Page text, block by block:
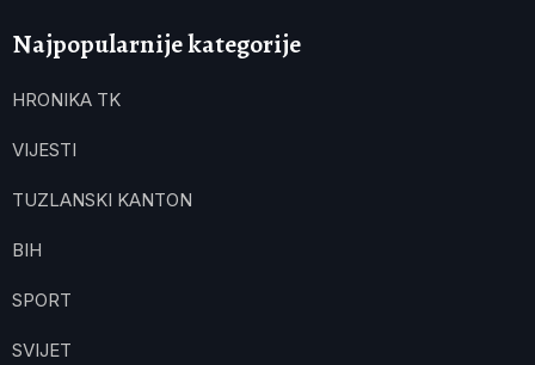
Najpopularnije kategorije
HRONIKA TK
VIJESTI
TUZLANSKI KANTON
BIH
SPORT
SVIJET